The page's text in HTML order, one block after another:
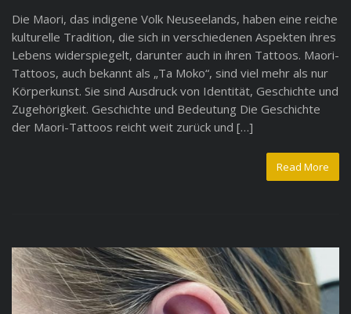
Die Maori, das indigene Volk Neuseelands, haben eine reiche
kulturelle Tradition, die sich in verschiedenen Aspekten ihres
Lebens widerspiegelt, darunter auch in ihren Tattoos. Maori-
Tattoos, auch bekannt als „Ta Moko“, sind viel mehr als nur
Körperkunst. Sie sind Ausdruck von Identität, Geschichte und
Zugehörigkeit. Geschichte und Bedeutung Die Geschichte
der Maori-Tattoos reicht weit zurück und […]
Read More